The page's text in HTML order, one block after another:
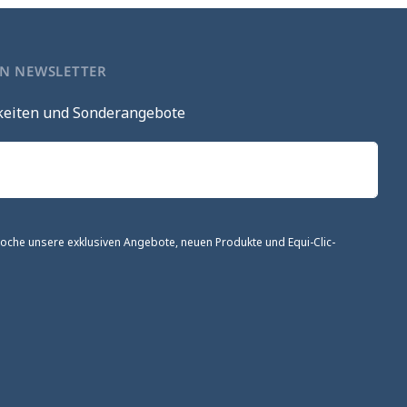
NEWSLETTER
und Sonderangebote
unsere exklusiven Angebote, neuen Produkte und Equi-Clic-